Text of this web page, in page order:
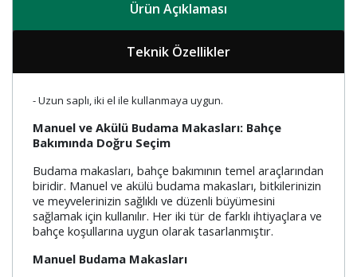
Ürün Açıklaması
Teknik Özellikler
- Uzun saplı, iki el ile kullanmaya uygun.
Manuel ve Akülü Budama Makasları: Bahçe
Bakımında Doğru Seçim
Budama makasları, bahçe bakımının temel araçlarından
biridir. Manuel ve akülü budama makasları, bitkilerinizin
ve meyvelerinizin sağlıklı ve düzenli büyümesini
sağlamak için kullanılır. Her iki tür de farklı ihtiyaçlara ve
bahçe koşullarına uygun olarak tasarlanmıştır.
Manuel Budama Makasları